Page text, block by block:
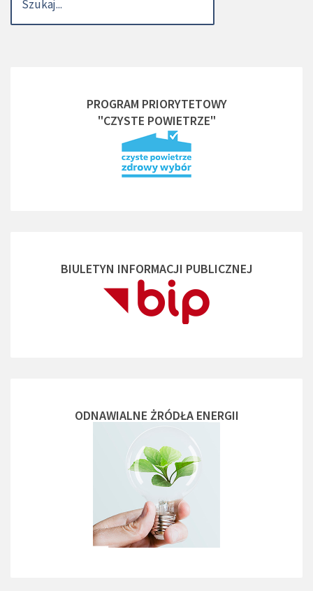
PROGRAM PRIORYTETOWY
"CZYSTE POWIETRZE"
BIULETYN INFORMACJI PUBLICZNEJ
ODNAWIALNE ŻRÓDŁA ENERGII